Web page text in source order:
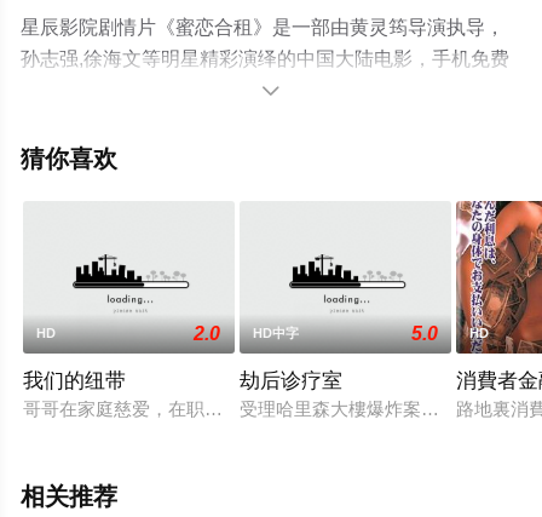
星辰影院剧情片《蜜恋合租》是一部由黄灵筠导演执导，
孙志强,徐海文等明星精彩演绎的中国大陆电影，手机免费
观看高清无删减完整版电影大全就来星辰影视，更多相关

猜你喜欢
HD 2.0
我们的纽带
哥哥在家庭慈爱，在职场利他，而弟弟却被周遭的人斥责自我
HD中字 5.0
劫后诊疗室
受理哈里森大樓爆炸案生還者心理輔
HD
消費者
路地裏消
相关推荐